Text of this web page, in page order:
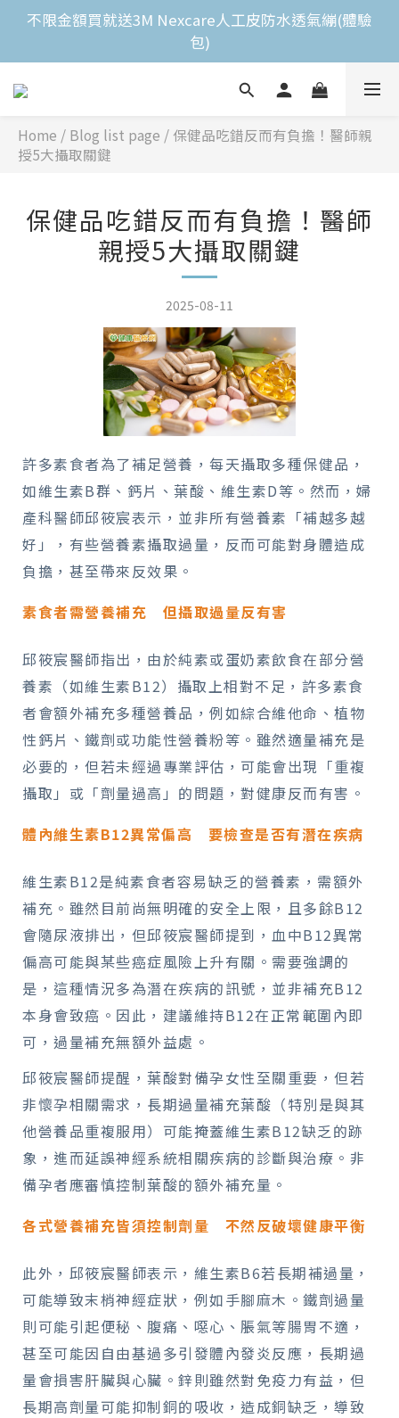
全館滿$2,000免運費
不限金額買就送3M Nexcare人工皮防水透氣繃(體驗
包)
全館滿$2,000免運費
Home / Blog list page / 保健品吃錯反而有負擔！醫師親
授5大攝取關鍵
保健品吃錯反而有負擔！醫師
親授5大攝取關鍵
2025-08-11
許多素食者為了補足營養，每天攝取多種保健品，
如維生素B群、鈣片、葉酸、維生素D等。然而，婦
產科醫師邱筱宸表示，並非所有營養素「補越多越
好」，有些營養素攝取過量，反而可能對身體造成
負擔，甚至帶來反效果。
素食者需營養補充 但攝取過量反有害
邱筱宸醫師指出，由於純素或蛋奶素飲食在部分營
養素（如維生素B12）攝取上相對不足，許多素食
者會額外補充多種營養品，例如綜合維他命、植物
性鈣片、鐵劑或功能性營養粉等。雖然適量補充是
必要的，但若未經過專業評估，可能會出現「重複
攝取」或「劑量過高」的問題，對健康反而有害。
體內維生素B12異常偏高 要檢查是否有潛在疾病
維生素B12是純素食者容易缺乏的營養素，需額外
補充。雖然目前尚無明確的安全上限，且多餘B12
會隨尿液排出，但邱筱宸醫師提到，血中B12異常
偏高可能與某些癌症風險上升有關。需要強調的
是，這種情況多為潛在疾病的訊號，並非補充B12
本身會致癌。因此，建議維持B12在正常範圍內即
可，過量補充無額外益處。
邱筱宸醫師提醒，葉酸對備孕女性至關重要，但若
非懷孕相關需求，長期過量補充葉酸（特別是與其
他營養品重複服用）可能掩蓋維生素B12缺乏的跡
象，進而延誤神經系統相關疾病的診斷與治療。非
備孕者應審慎控制葉酸的額外補充量。
各式營養補充皆須控制劑量 不然反破壞健康平衡
此外，邱筱宸醫師表示，維生素B6若長期補過量，
可能導致末梢神經症狀，例如手腳麻木。鐵劑過量
則可能引起便秘、腹痛、噁心、脹氣等腸胃不適，
甚至可能因自由基過多引發體內發炎反應，長期過
量會損害肝臟與心臟。鋅則雖然對免疫力有益，但
長期高劑量可能抑制銅的吸收，造成銅缺乏，導致